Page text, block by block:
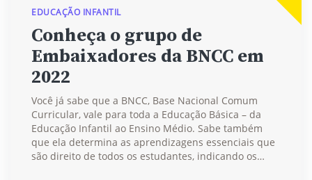
EDUCAÇÃO INFANTIL
Conheça o grupo de
Embaixadores da BNCC em
2022
Você já sabe que a BNCC, Base Nacional Comum
Curricular, vale para toda a Educação Básica – da
Educação Infantil ao Ensino Médio. Sabe também
que ela determina as aprendizagens essenciais que
são direito de todos os estudantes, indicando os…